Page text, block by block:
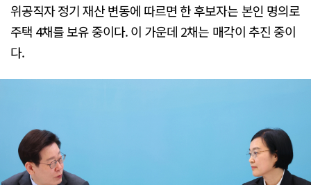
위공직자 정기 재산 변동에 따르면 한 후보자는 본인 명의로
주택 4채를 보유 중이다. 이 가운데 2채는 매각이 추진 중이
다.